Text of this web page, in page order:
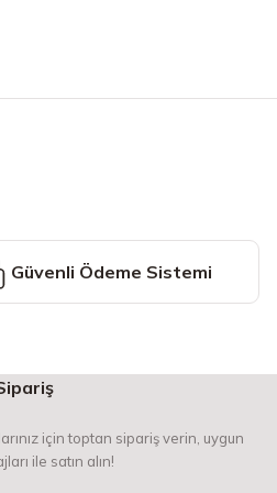
Güvenli Ödeme Sistemi
için toptan sipariş verin, uygun
ile satın alın!